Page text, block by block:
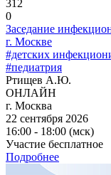
312
0
Заседание
г. Москве
#детских
#педиатрия
Ртищев А.Ю.
ОНЛАЙН
г. Москва
22 сентября 2026
16:00 - 18:00 (мск)
Участие бесплатное
Подробнее